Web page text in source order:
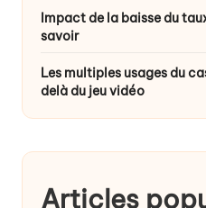
Impact de la baisse du
savoir
Les multiples usages du
delà du jeu vidéo
Articles